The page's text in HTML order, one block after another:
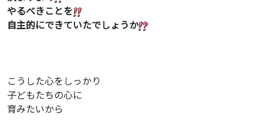
やるべきことを
自主的にできていたでしょうか
こうした心をしっかり
子どもたちの心に
育みたいから